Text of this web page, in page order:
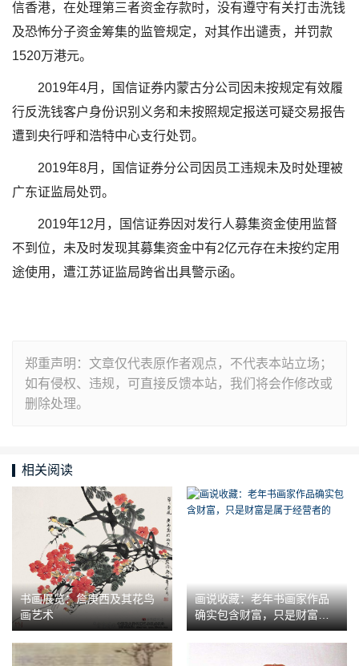
信香港，在处理第三者资金存款时，没有遵守有关打击洗钱
及恐怖分子资金筹集的监管规定，对其作出谴责，并罚款
1520万港元。
2019年4月，国信证券内蒙古分公司因未按规定有效履
行反洗钱客户身份识别义务和未按照规定报送可疑交易报告
遭到央行呼和浩特中心支行处罚。
2019年8月，国信证券分公司因员工违规未及时处理被
广东证监局处罚。
2019年12月，国信证券因对发行人募集资金使用监督
不到位，未及时发现其募集资金中有2亿元存在未按约定用
途使用，遭江苏证监局跨省出具警示函。
郑重声明：文章仅代表原作者观点，不代表本站立场；
如有侵权、违规，可直接反馈本站，我们将会作修改或
删除处理。
相关阅读
书画展览：詹庚西及其花鸟
画艺术
画说收藏：老年书画家作品
确实包含财富，只是财富是
属于经营者的